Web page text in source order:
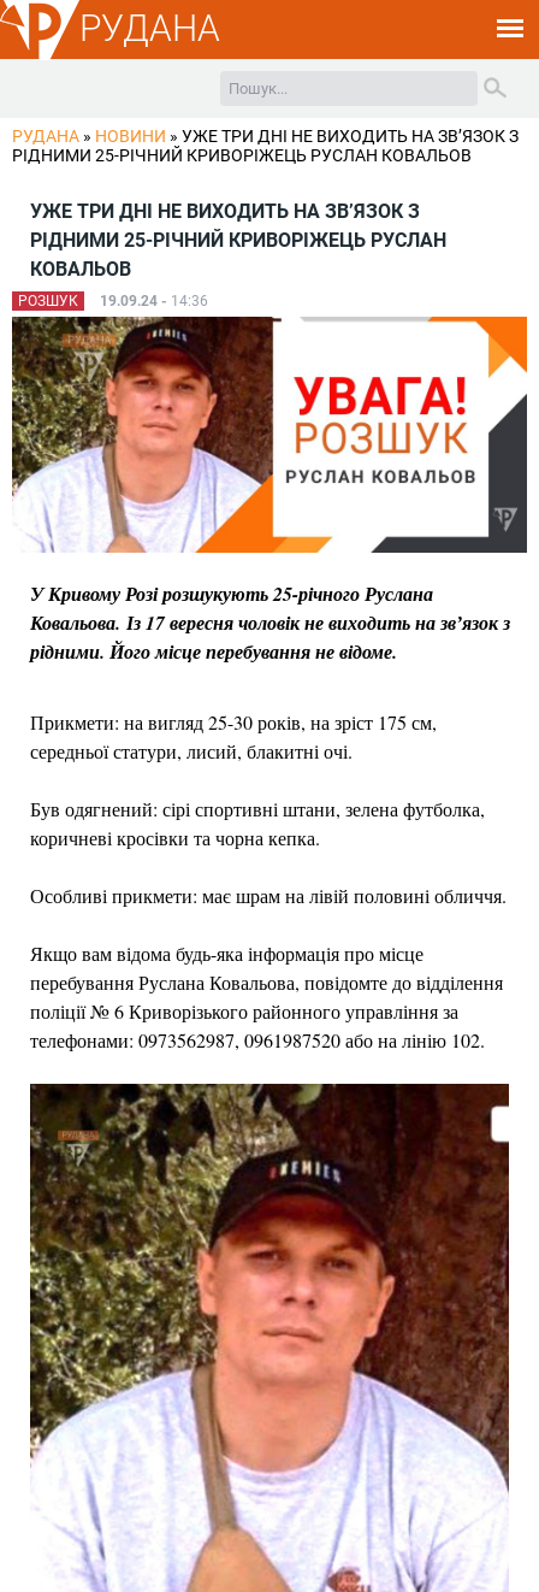
РУДАНА
РУДАНА » НОВИНИ » УЖЕ ТРИ ДНІ НЕ ВИХОДИТЬ НА ЗВʼЯЗОК З
РІДНИМИ 25-РІЧНИЙ КРИВОРІЖЕЦЬ РУСЛАН КОВАЛЬОВ
УЖЕ ТРИ ДНІ НЕ ВИХОДИТЬ НА ЗВʼЯЗОК З
РІДНИМИ 25-РІЧНИЙ КРИВОРІЖЕЦЬ РУСЛАН
КОВАЛЬОВ
РОЗШУК 19.09.24 - 14:36
У Кривому Розі розшукують 25-річного Руслана
Ковальова. Із 17 вересня чоловік не виходить на звʼязок з
рідними. Його місце перебування не відоме.
Прикмети: на вигляд 25-30 років, на зріст 175 см,
середньої статури, лисий, блакитні очі.
Був одягнений: сірі спортивні штани, зелена футболка,
коричневі кросівки та чорна кепка.
Особливі прикмети: має шрам на лівій половині обличчя.
Якщо вам відома будь-яка інформація про місце
перебування Руслана Ковальова, повідомте до відділення
поліції № 6 Криворізького районного управління за
телефонами: 0973562987, 0961987520 або на лінію 102.